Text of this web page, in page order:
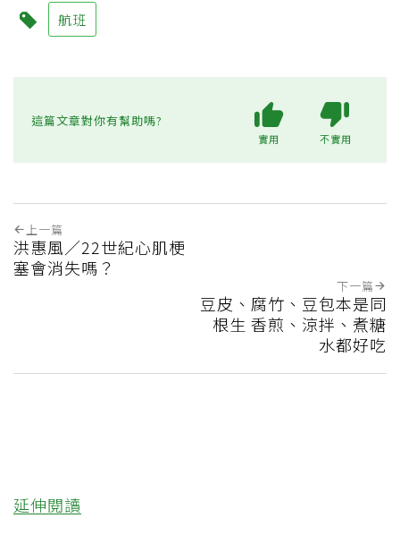
航班
這篇文章對你有幫助嗎?
實用 不實用
上一篇
洪惠風／22世紀心肌梗
塞會消失嗎？
下一篇
豆皮、腐竹、豆包本是同
根生 香煎、涼拌、煮糖
水都好吃
延伸閱讀